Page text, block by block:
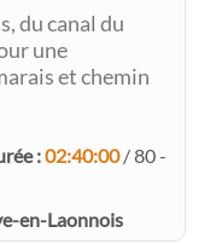
du canal du
une
et chemin
:02:40:00/ 80 -
en-Laonnois